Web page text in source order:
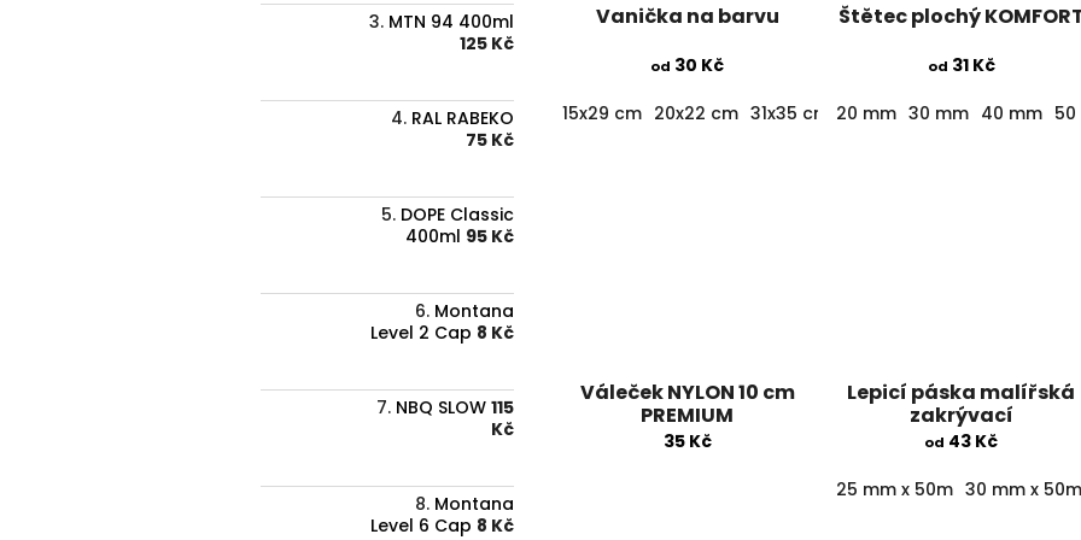
MTN 94 400ml
125 Kč
RAL RABEKO
75 Kč
DOPE Classic
400ml 95 Kč
Montana
Level 2 Cap 8 Kč
NBQ SLOW 115
Kč
Montana
Level 6 Cap 8 Kč
Vanička na barvu
od 30 Kč
15x29 cm 20x22 cm 31x35 cm
Štětec plochý
od 31 Kč
20 mm 30 mm 40 mm
Váleček NYLON 10 cm
PREMIUM
35 Kč
Lepicí páska malířská
zakrývací
od 43 Kč
25 mm x 50m 30 mm x 50m